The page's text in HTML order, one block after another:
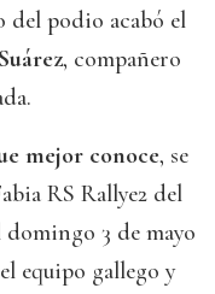
del podio acabó el
, compañero
mejor conoce, se
RS Rallye2 del
domingo 3 de mayo
equipo gallego y